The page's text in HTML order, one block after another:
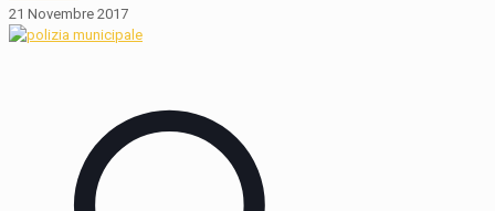
21 Novembre 2017